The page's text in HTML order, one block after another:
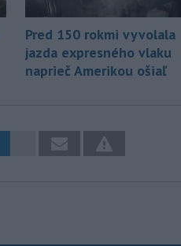
Pred 150 rokmi vyvolala
jazda expresného vlaku
naprieč Amerikou ošiaľ